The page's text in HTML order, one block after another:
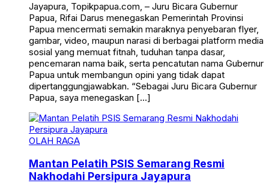
Jayapura, Topikpapua.com, – Juru Bicara Gubernur
Papua, Rifai Darus menegaskan Pemerintah Provinsi
Papua mencermati semakin maraknya penyebaran flyer,
gambar, video, maupun narasi di berbagai platform media
sosial yang memuat fitnah, tuduhan tanpa dasar,
pencemaran nama baik, serta pencatutan nama Gubernur
Papua untuk membangun opini yang tidak dapat
dipertanggungjawabkan. “Sebagai Juru Bicara Gubernur
Papua, saya menegaskan […]
OLAH RAGA
Mantan Pelatih PSIS Semarang Resmi
Nakhodahi Persipura Jayapura